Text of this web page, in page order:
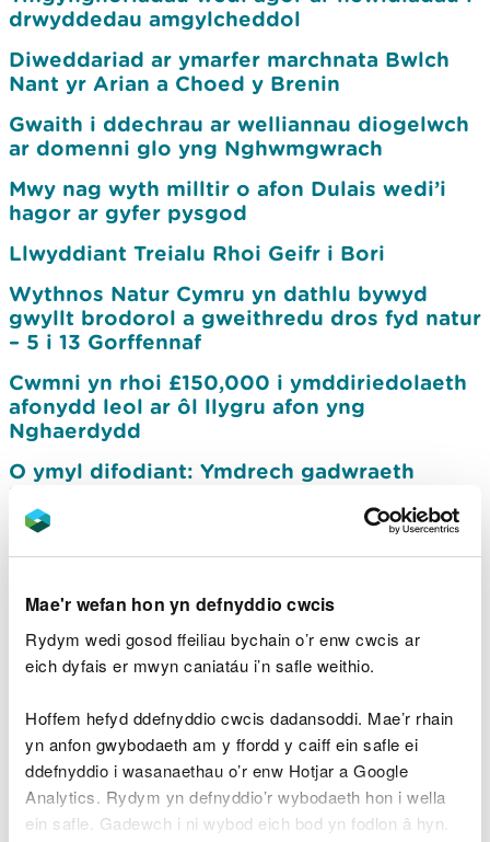
Mae'r wefan hon yn defnyddio cwcis
Rydym wedi gosod ffeiliau bychain o’r enw cwcis ar
eich dyfais er mwyn caniatáu i’n safle weithio.
Hoffem hefyd ddefnyddio cwcis dadansoddi. Mae’r rhain
yn anfon gwybodaeth am y ffordd y caiff ein safle ei
ddefnyddio i wasanaethau o’r enw Hotjar a Google
Analytics. Rydym yn defnyddio’r wybodaeth hon i wella
ein safle. Gadewch i ni wybod eich bod yn fodlon â hyn.
drwyddedau amgylcheddol
Diweddariad ar ymarfer marchnata Bwlch
Nant yr Arian a Choed y Brenin
Gwaith i ddechrau ar welliannau diogelwch
ar domenni glo yng Nghwmgwrach
Mwy nag wyth milltir o afon Dulais wedi’i
hagor ar gyfer pysgod
Llwyddiant Treialu Rhoi Geifr i Bori
Wythnos Natur Cymru yn dathlu bywyd
gwyllt brodorol a gweithredu dros fyd natur
– 5 i 13 Gorffennaf
Cwmni yn rhoi £150,000 i ymddiriedolaeth
afonydd leol ar ôl llygru afon yng
Nghaerdydd
O ymyl difodiant: Ymdrech gadwraeth
ledled Cymru i achub ein cimychiaid afon
brodorol
Gallai cyfle datblygu nodi pennod newydd
morol gwarchodedig Cymru
gwarchodedig Gwastadeddau Gwent
CNC yn cadarnhau ei ymrwymiad i gymuned
Ynys-y-bwl yn dilyn adolygiad o’r cynllun
llifogydd